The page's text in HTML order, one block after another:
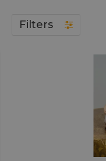
Filters